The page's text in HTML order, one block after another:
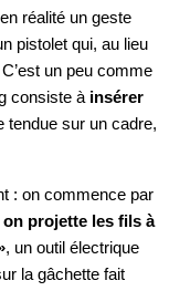
réalité un geste
pistolet qui, au lieu
un peu comme
consiste à insérer
tendue sur un cadre,
: on commence par
on projette les fils à
, un outil électrique
la gâchette fait